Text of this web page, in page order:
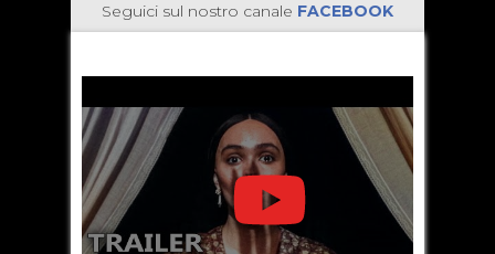
Seguici sul nostro canale FACEBOOK